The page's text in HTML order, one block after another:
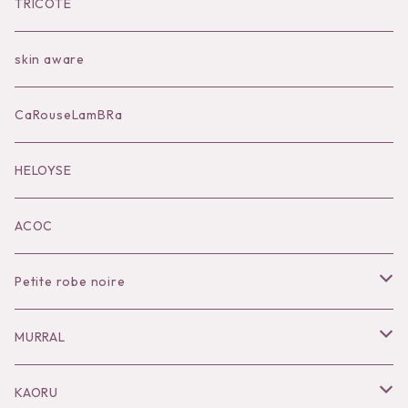
Bag
Accessories
Black series
KOKO別注
TRICOTÉ
skin aware
CaRouseLamBRa
HELOYSE
ACOC
Petite robe noire
Necklace
Pierce
MURRAL
Outer
KAORU